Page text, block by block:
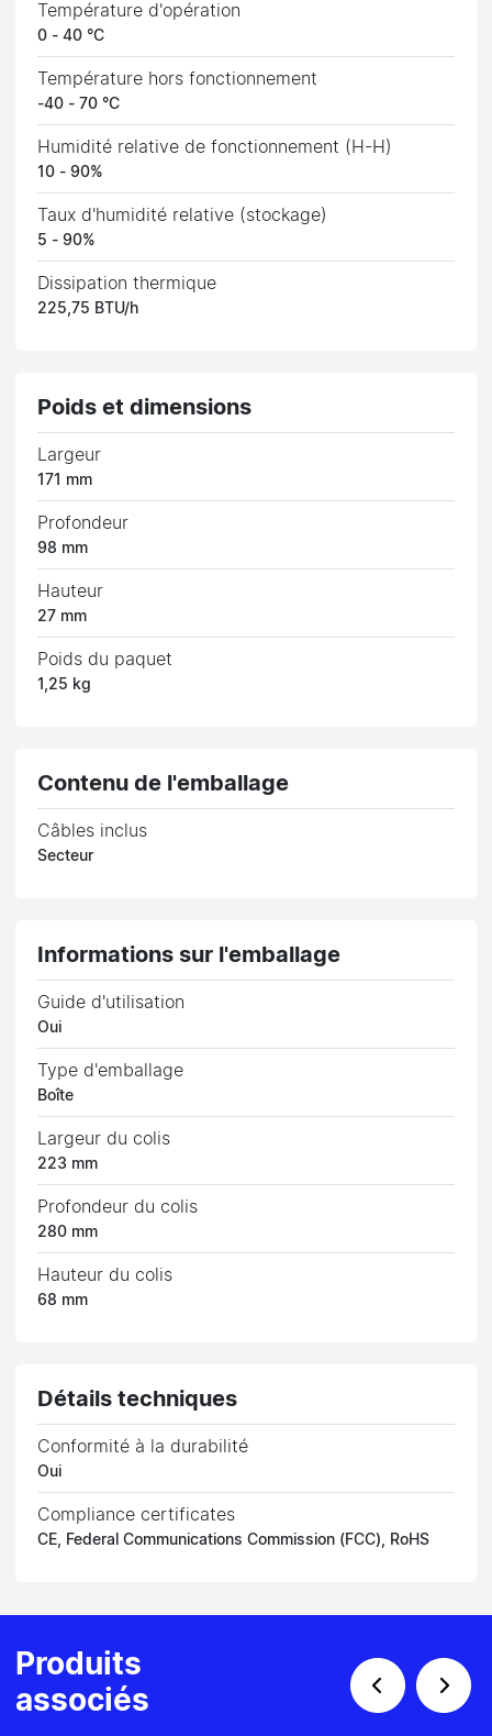
Température d'opération
0 - 40 °C
Température hors fonctionnement
-40 - 70 °C
Humidité relative de fonctionnement (H-H)
10 - 90%
Taux d'humidité relative (stockage)
5 - 90%
Dissipation thermique
225,75 BTU/h
Poids et dimensions
Largeur
171 mm
Profondeur
98 mm
Hauteur
27 mm
Poids du paquet
1,25 kg
Contenu de l'emballage
Câbles inclus
Secteur
Informations sur l'emballage
Guide d'utilisation
Oui
Type d'emballage
Boîte
Largeur du colis
223 mm
Profondeur du colis
280 mm
Hauteur du colis
68 mm
Détails techniques
Conformité à la durabilité
Oui
Compliance certificates
CE, Federal Communications Commission (FCC), RoHS
Produits
associés